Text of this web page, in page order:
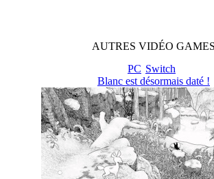
AUTRES VIDÉO GAMES
PC Switch
Blanc est désormais daté !